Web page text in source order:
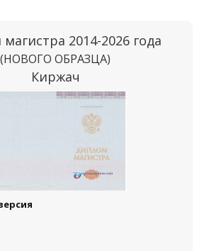
2014-2026 года
(НОВОГО ОБРАЗЦА)
Киржач